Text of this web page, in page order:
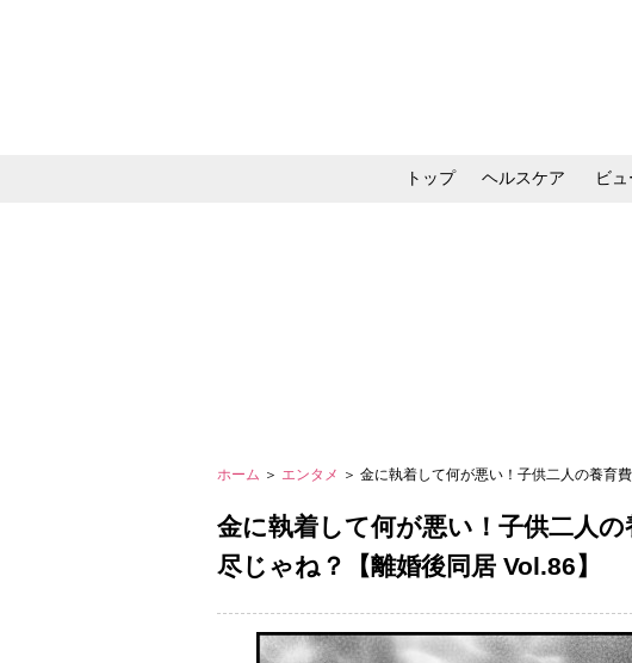
トップ ヘルスケア ビュ
ホーム ＞ エンタメ ＞ 金に執着して何が悪い！子供二人の養育
金に執着して何が悪い！子供二人
尽じゃね？【離婚後同居 Vol.86】